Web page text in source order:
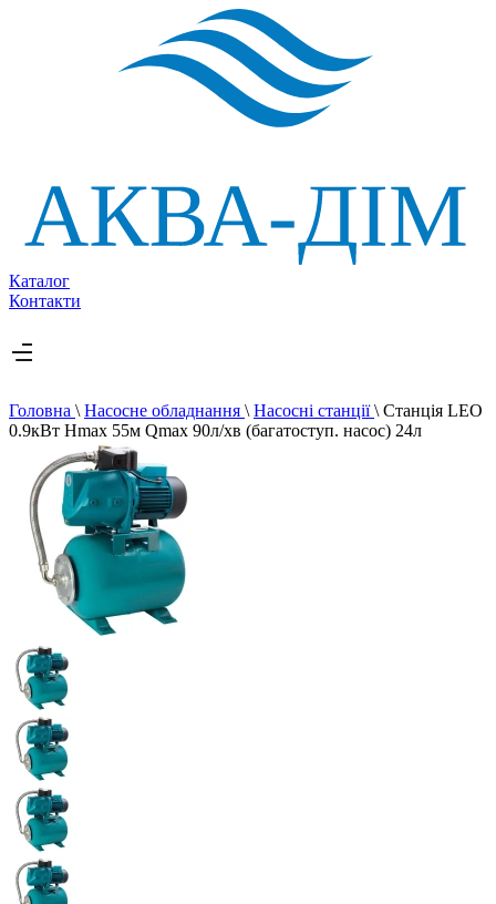
Каталог
Контакти
Головна \ Насосне обладнання \ Насосні станції\ Станція LEO
0.9кВт Hmax 55м Qmax 90л/хв (багатоступ. насос) 24л